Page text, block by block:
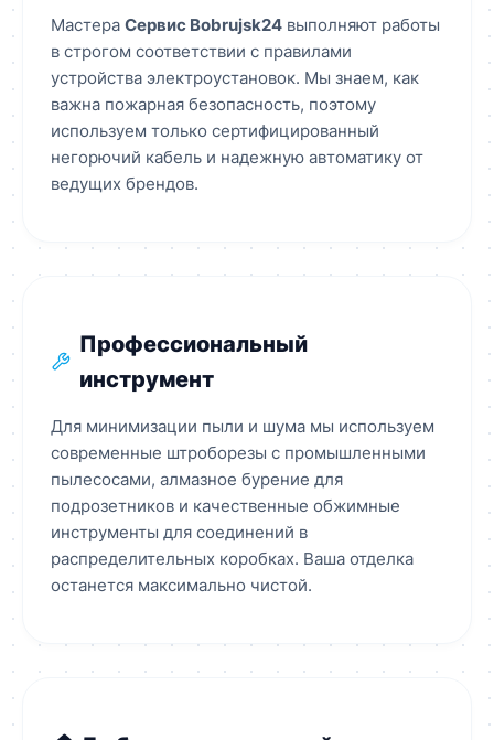
Мастера Сервис Bobrujsk24 выполняют работы
в строгом соответствии с правилами
устройства электроустановок. Мы знаем, как
важна пожарная безопасность, поэтому
используем только сертифицированный
негорючий кабель и надежную автоматику от
ведущих брендов.
Профессиональный
инструмент
Для минимизации пыли и шума мы используем
современные штроборезы с промышленными
пылесосами, алмазное бурение для
подрозетников и качественные обжимные
инструменты для соединений в
распределительных коробках. Ваша отделка
останется максимально чистой.